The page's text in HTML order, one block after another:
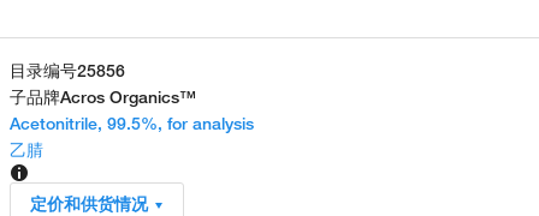
目录编号25856
子品牌Acros Organics™
Acetonitrile, 99.5%, for analysis
乙腈
定价和供货情况